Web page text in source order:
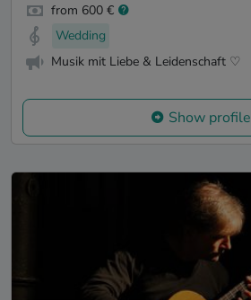
from 600 €
Wedding
Musik mit Liebe & Leidenschaft ♡
Show profile